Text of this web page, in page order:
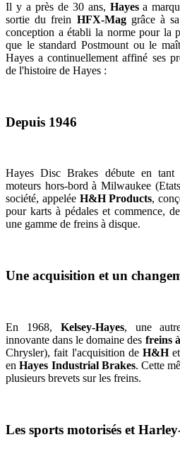
Il y a près de 30 ans, Hayesa
sortie du frein HFX-Maggrâce à
conception a établi la norme pour la
que le standard Postmount ou le
Hayes a continuellement affiné ses
de l'histoire de Hayes :
Depuis 1946
Hayes Disc Brakes débute en
moteurs hors-bord à Milwaukee
société, appelée H&H Products,
pour karts à pédales et commence,
une gamme de freins à disque.
Une acquisition et un
En 1968, Kelsey-Hayes, une
innovante dans le domaine des freins
Chrysler), fait l'acquisition deH&Het
enHayes Industrial Brakes. Cette
plusieurs brevets sur les freins.
Les sports motorisés et